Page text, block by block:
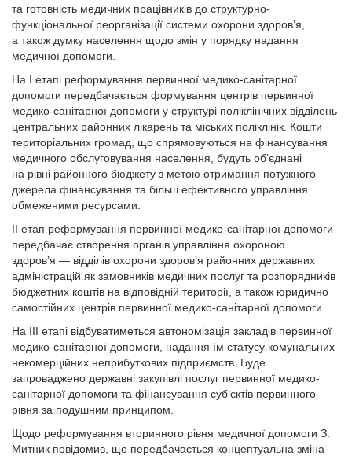
та готовність медичних працівників до структурно-
функціональної реорганізації системи охорони здоров’я,
а також думку населення щодо змін у порядку надання
медичної допомоги.
На І етапі реформування первинної медико-санітарної
допомоги передбачається формування центрів первинної
медико-санітарної допомоги у структурі поліклінічних відділень
центральних районних лікарень та міських поліклінік. Кошти
територіальних громад, що спрямовуються на фінансування
медичного обслуговування населення, будуть об’єднані
на рівні районного бюджету з метою отримання потужного
джерела фінансування та більш ефективного управління
обмеженими ресурсами.
ІІ етап реформування первинної медико-санітарної допомоги
передбачає створення органів управління охороною
здоров’я — відділів охорони здоров’я районних державних
адміністрацій як замовників медичних послуг та розпорядників
бюджетних коштів на відповідній території, а також юридично
самостійних центрів первинної медико-санітарної допомоги.
На ІІІ етапі відбуватиметься автономізація закладів первинної
медико-санітарної допомоги, надання їм статусу комунальних
некомерційних неприбуткових підприємств. Буде
запроваджено державні закупівлі послуг первинної медико-
санітарної допомоги та фінансування суб’єктів первинного
рівня за подушним принципом.
Щодо реформування вторинного рівня медичної допомоги З.
Митник повідомив, що перед­бачається концептуальна зміна